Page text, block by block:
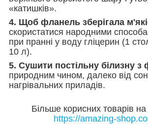
«катишків».
4. Щоб фланель зберігала
скористатися народними
при пранні у воду гліцерин (1
10 л).
5. Сушити постільну білизну з
природним чином, далеко від
нагрівальних приладів.
Більше корисних товарів на
https://amazing-